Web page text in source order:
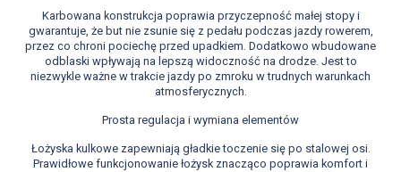
Karbowana konstrukcja poprawia przyczepność małej stopy i
gwarantuje, że but nie zsunie się z pedału podczas jazdy rowerem,
przez co chroni pociechę przed upadkiem. Dodatkowo wbudowane
odblaski wpływają na lepszą widoczność na drodze. Jest to
niezwykle ważne w trakcie jazdy po zmroku w trudnych warunkach
atmosferycznych.
Prosta regulacja i wymiana elementów
Łożyska kulkowe zapewniają gładkie toczenie się po stalowej osi.
Prawidłowe funkcjonowanie łożysk znacząco poprawia komfort i